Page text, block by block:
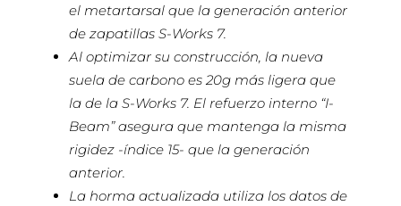
el metartarsal que la generación anterior
de zapatillas S-Works 7.
Al optimizar su construcción, la nueva
suela de carbono es 20g más ligera que
la de la S-Works 7. El refuerzo interno “I-
Beam” asegura que mantenga la misma
rigidez -índice 15- que la generación
anterior.
La horma actualizada utiliza los datos de